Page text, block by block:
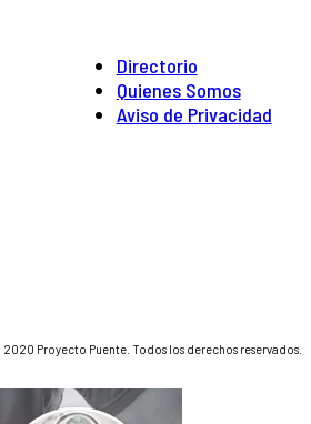
Directorio
Quienes Somos
Aviso de Privacidad
Proyecto Puente. Todos los derechos reservados.